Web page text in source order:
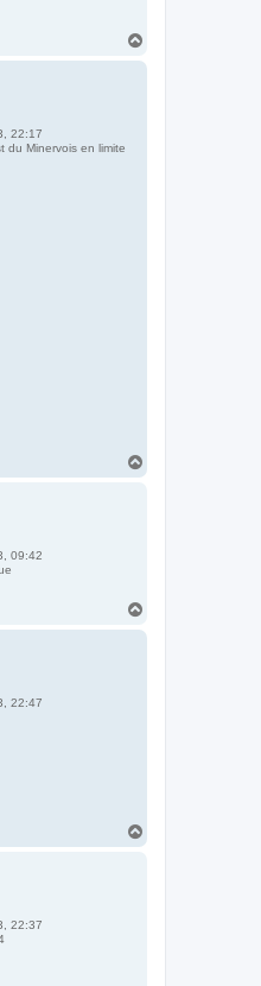
22:17
du Minervois en limite
09:42
22:47
22:37